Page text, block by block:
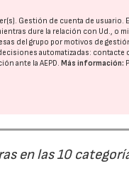
Gestión de cuenta de usuario.
dure la relación con Ud., o
del grupo por motivos de
automatizadas: contacte
ante laAEPD.Más información:
en las 10